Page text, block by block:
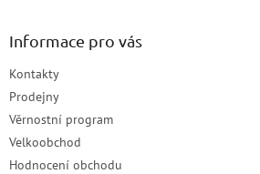
Informace pro vás
Kontakty
Prodejny
Věrnostní program
Velkoobchod
Hodnocení obchodu